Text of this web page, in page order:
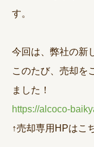
す。
今回は、弊社の新
このたび、売却を
ました！
https://alcoco-
↑売却専用HPはこ